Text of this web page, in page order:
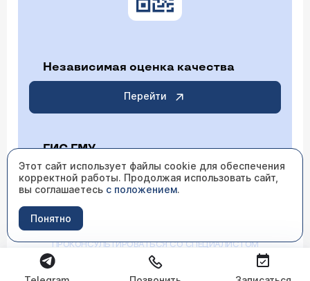
Независимая оценка качества
Перейти
ГИС ГМУ
Перейти
ИМЕЮТСЯ ПРОТИВОПОКАЗАНИЯ НЕОБХОДИМО
ПРОКОНСУЛЬТИРОВАТЬСЯ СО СПЕЦИАЛИСТОМ
Этот сайт использует файлы cookie для обеспечения
корректной работы. Продолжая использовать сайт,
вы соглашаетесь с положением.
Понятно